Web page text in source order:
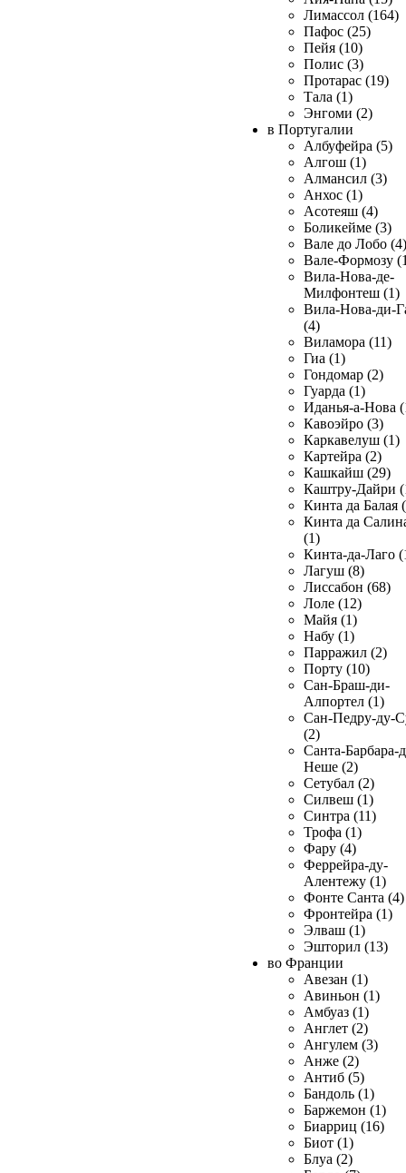
Лимассол (164)
Пафос (25)
Пейя (10)
Полис (3)
Протарас (19)
Тала (1)
Энгоми (2)
в Португалии
Албуфейра (5)
Алгош (1)
Алмансил (3)
Анхос (1)
Асотеяш (4)
Боликейме (3)
Вале до Лобо (4)
Вале-Формозу
Вила-Нова-де-
Милфонтеш (1)
Вила-Нова-ди-
(4)
Виламора (11)
Гиа (1)
Гондомар (2)
Гуарда (1)
Иданья-а-Нова
Кавоэйро (3)
Каркавелуш (1)
Картейра (2)
Кашкайш (29)
Каштру-Дайри
Кинта да Балая
Кинта да
(1)
Кинта-да-Лаго
Лагуш (8)
Лиссабон (68)
Лоле (12)
Майя (1)
Набу (1)
Парражил (2)
Порту (10)
Сан-Браш-ди-
Алпортел (1)
Сан-Педру-ду-
(2)
Санта-Барбара-
Неше (2)
Сетубал (2)
Силвеш (1)
Синтра (11)
Трофа (1)
Фару (4)
Феррейра-ду-
Алентежу (1)
Фонте Санта (4)
Фронтейра (1)
Элваш (1)
Эшторил (13)
во Франции
Авезан (1)
Авиньон (1)
Амбуаз (1)
Англет (2)
Ангулем (3)
Анже (2)
Антиб (5)
Бандоль (1)
Баржемон (1)
Биарриц (16)
Биот (1)
Блуа (2)